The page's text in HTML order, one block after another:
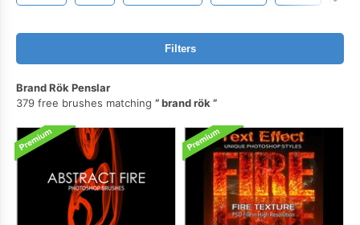
Filters
Brand Rök Penslar
379 free brushes matching
brand rök